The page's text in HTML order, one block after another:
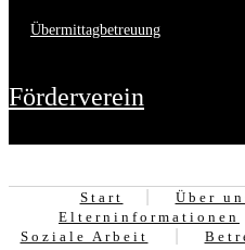
übermittagbetreuung
förderverein
Start Über
Elterninformationen
Soziale Arbeit